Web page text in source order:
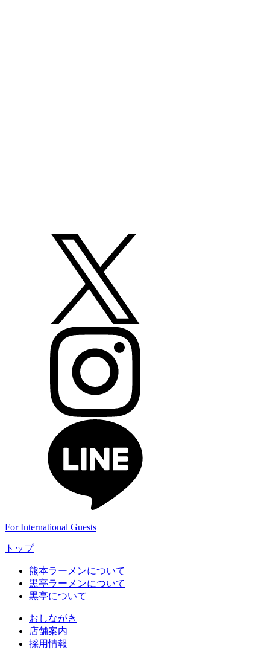
For International Guests
トップ
熊本ラーメンについて
黒亭ラーメンについて
黒亭について
おしながき
店舗案内
採用情報